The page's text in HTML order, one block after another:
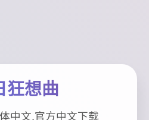
狂想曲
中文,官方中文下载